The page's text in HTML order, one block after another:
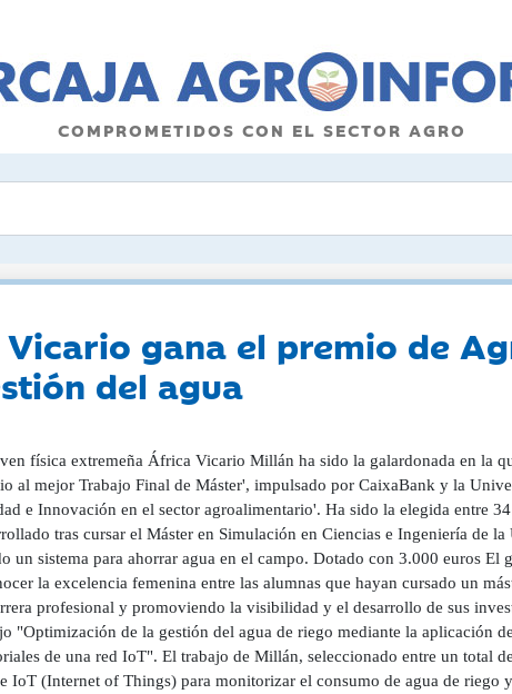
COMPROMETIDOS CON EL SECTOR AGRO
gana el premio de
del agua
física extremeña África Vicario Millán ha sido la galardonada en la
al mejor Trabajo Final de Máster', impulsado por CaixaBank y la
e Innovación en el sector agroalimentario'. Ha sido la elegida entre
tras cursar el Máster en Simulación en Ciencias e Ingeniería de
un sistema para ahorrar agua en el campo. Dotado con 3.000 euros
la excelencia femenina entre las alumnas que hayan cursado un
profesional y promoviendo la visibilidad y el desarrollo de sus
"Optimización de la gestión del agua de riego mediante la aplicación
de una red IoT". El trabajo de Millán, seleccionado entre un total
IoT (Internet of Things) para monitorizar el consumo de agua de riego